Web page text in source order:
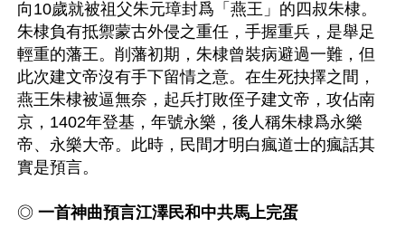
向10歲就被祖父朱元璋封爲「燕王」的四叔朱棣。
朱棣負有抵禦蒙古外侵之重任，手握重兵，是舉足
輕重的藩王。削藩初期，朱棣曾裝病避過一難，但
此次建文帝沒有手下留情之意。在生死抉擇之間，
燕王朱棣被逼無奈，起兵打敗侄子建文帝，攻佔南
京，1402年登基，年號永樂，後人稱朱棣爲永樂
帝、永樂大帝。此時，民間才明白瘋道士的瘋話其
實是預言。
◎ 一首神曲預言江澤民和中共馬上完蛋